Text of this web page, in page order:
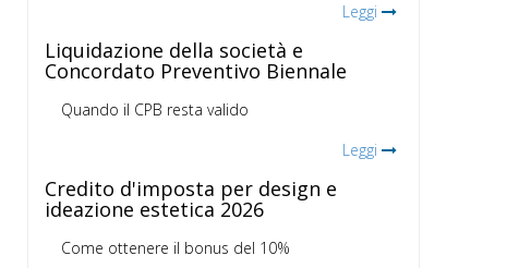
Leggi
Liquidazione della società e
Concordato Preventivo Biennale
Quando il CPB resta valido
Leggi
Credito d'imposta per design e
ideazione estetica 2026
Come ottenere il bonus del 10%